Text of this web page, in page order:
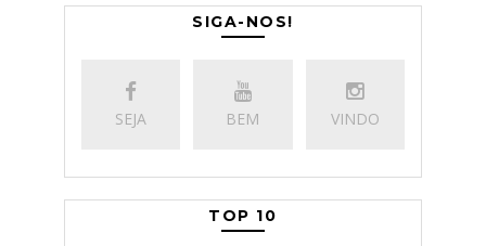
SIGA-NOS!
SEJA BEM VINDO
TOP 10